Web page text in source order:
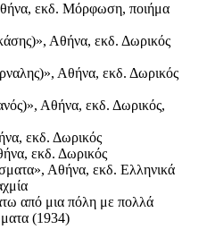
εκδ. Μόρφωση, ποιήμα
Αθήνα, εκδ. Δωρικός
Αθήνα, εκδ. Δωρικός
Αθήνα, εκδ. Δωρικός,
εκδ. Δωρικός
εκδ. Δωρικός
Αθήνα, εκδ. Ελληνικά
από μια πόλη με πολλά
(1934)